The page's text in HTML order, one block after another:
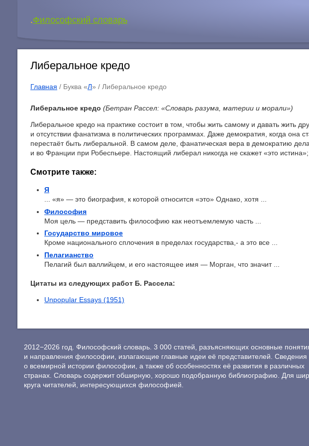
.Философский словарь
Либеральное кредо
Главная / Буква «Л» / Либеральное кредо
Либеральное кредо (Бетран Рассел: «Словарь разума, материи и морали»)
Либеральное кредо на практике состоит в том, чтобы жить самому и давать жить
и отсутствии фанатизма в политических программах. Даже демократия, когда она
перестаёт быть либеральной. В самом деле, фанатическая вера в демократию
и во Франции при Робеспьере. Настоящий либерал никогда не скажет «это
Смотрите также:
Я
... «я» — это биография, к которой относится «это» Однако, хотя ...
Философия
Моя цель — представить философию как неотъемлемую часть ...
Государство мировое
Кроме национального сплочения в пределах государства,- а это все ...
Пелагианство
Пелагий был валлийцем, и его настоящее имя — Морган, что значит ...
Цитаты из следующих работ Б. Рассела:
Unpopular Essays (1951)
2012−2026 год. Философский словарь. 3 000 статей, разъясняющих основные
и направления философии, излагающие главные идеи её представителей. Сведения
о всемирной истории философии, а также об особенностях её развития в различных
странах. Словарь содержит обширную, хорошо подобранную библиографию. Для
круга читателей, интересующихся философией.